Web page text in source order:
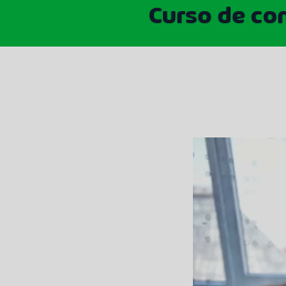
Curso de